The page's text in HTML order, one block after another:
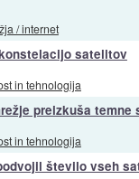
/ internet
satelitov
in tehnologija
preizkuša temne
in tehnologija
število vseh